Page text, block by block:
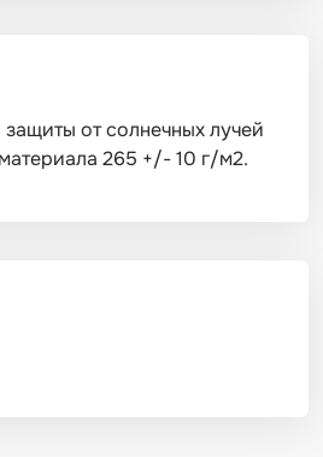
от солнечных лучей
265 +/- 10 г/м2.